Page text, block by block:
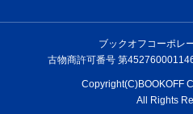
ブックオフコーポレ
古物商許可番号 第
Copyright(C)BOOKOFF
All Rights